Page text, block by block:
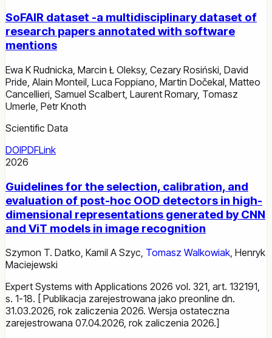
SoFAIR dataset -a multidisciplinary dataset of
research papers annotated with software
mentions
Ewa K Rudnicka Marcin Ł Oleksy, Cezary Rosiński David
Pride Alain Monteil Luca Foppiano Martin Dočekal Matteo
Cancellieri Samuel Scalbert Laurent Romary, Tomasz
Umerle Petr Knoth
Scientific Data
DOIPDFLink
2026
Guidelines for the selection, calibration, and
evaluation of post-hoc OOD detectors in high-
dimensional representations generated by CNN
and ViT models in image recognition
Szymon T. Datko, Kamil A Szyc, Tomasz Walkowiak, Henryk
Maciejewski
Expert Systems with Applications 2026 vol. 321, art. 132191,
s. 1-18. [ Publikacja zarejestrowana jako preonline dn.
31.03.2026, rok zaliczenia 2026. Wersja ostateczna
zarejestrowana 07.04.2026, rok zaliczenia 2026.]